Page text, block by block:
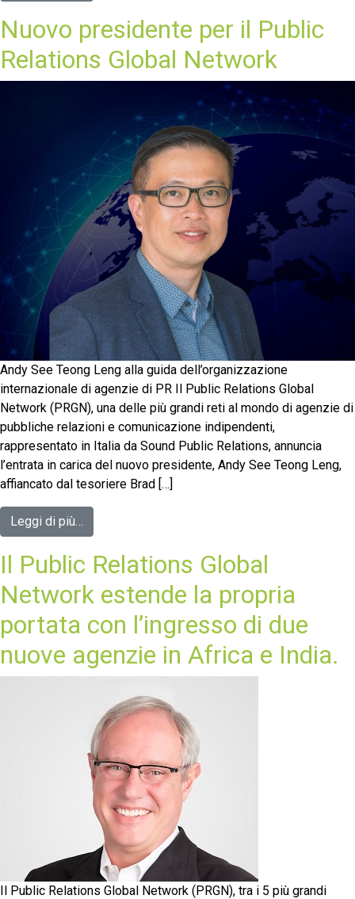
Nuovo presidente per il Public
Relations Global Network
Andy See Teong Leng alla guida dell’organizzazione
internazionale di agenzie di PR Il Public Relations Global
Network (PRGN), una delle più grandi reti al mondo di agenzie di
pubbliche relazioni e comunicazione indipendenti,
rappresentato in Italia da Sound Public Relations, annuncia
l’entrata in carica del nuovo presidente, Andy See Teong Leng,
affiancato dal tesoriere Brad […]
Leggi di più…
Il Public Relations Global
Network estende la propria
portata con l’ingresso di due
nuove agenzie in Africa e India.
Il Public Relations Global Network (PRGN), tra i 5 più grandi